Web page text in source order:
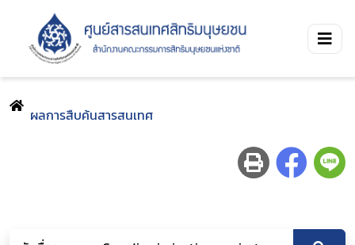
ผลการสืบค้นสารสนเทศ